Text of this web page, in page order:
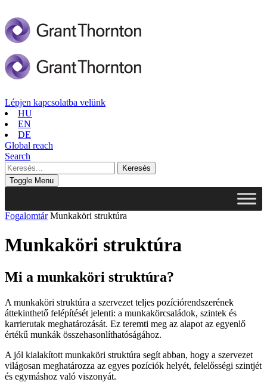
Lépjen kapcsolatba velünk
HU
EN
DE
Global reach
Search
Toggle Menu
Fogalomtár Munkaköri struktúra
Munkaköri struktúra
Mi a munkaköri struktúra?
A munkaköri struktúra a szervezet teljes pozíciórendszerének
áttekinthető felépítését jelenti: a munkakörcsaládok, szintek és
karrierutak meghatározását. Ez teremti meg az alapot az egyenlő
értékű munkák összehasonlíthatóságához.
A jól kialakított munkaköri struktúra segít abban, hogy a szervezet
világosan meghatározza az egyes pozíciók helyét, felelősségi szintjét
és egymáshoz való viszonyát.